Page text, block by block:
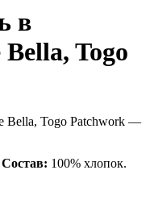
в
Togo
Bella, Togo Patchwork —
Состав: 100% хлопок.